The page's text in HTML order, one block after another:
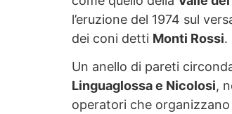
l’eruzione del 1974 sul
dei coni detti Monti Rossi.
Un anello di pareti
Linguaglossa e Nicolosi,
operatori che